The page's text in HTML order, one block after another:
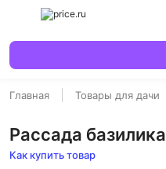
Главная Товары для дачи
Рассада базилика
Как купить товар